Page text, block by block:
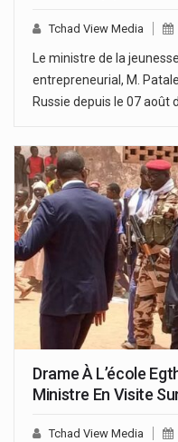
Tchad View Media
Le ministre de la
entrepreneurial, M.
Russie depuis le 07 août
Drame À L’école
Ministre En Visite
Tchad View Media